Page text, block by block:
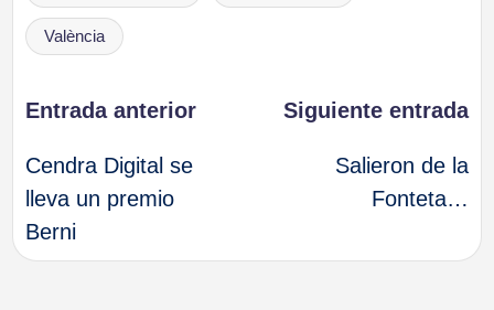
València
Navegación
de
entradas
Entrada anterior
Cendra Digital se
lleva un premio
Berni
Siguiente entrada
Salieron de la
Fonteta…